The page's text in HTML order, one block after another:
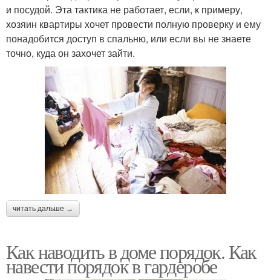
и посудой. Эта тактика не работает, если, к примеру,
хозяин квартиры хочет провести полную проверку и ему
понадобится доступ в спальню, или если вы не знаете
точно, куда он захочет зайти.
читать дальше →
Как наводить в доме порядок. Как
навести порядок в гардеробе